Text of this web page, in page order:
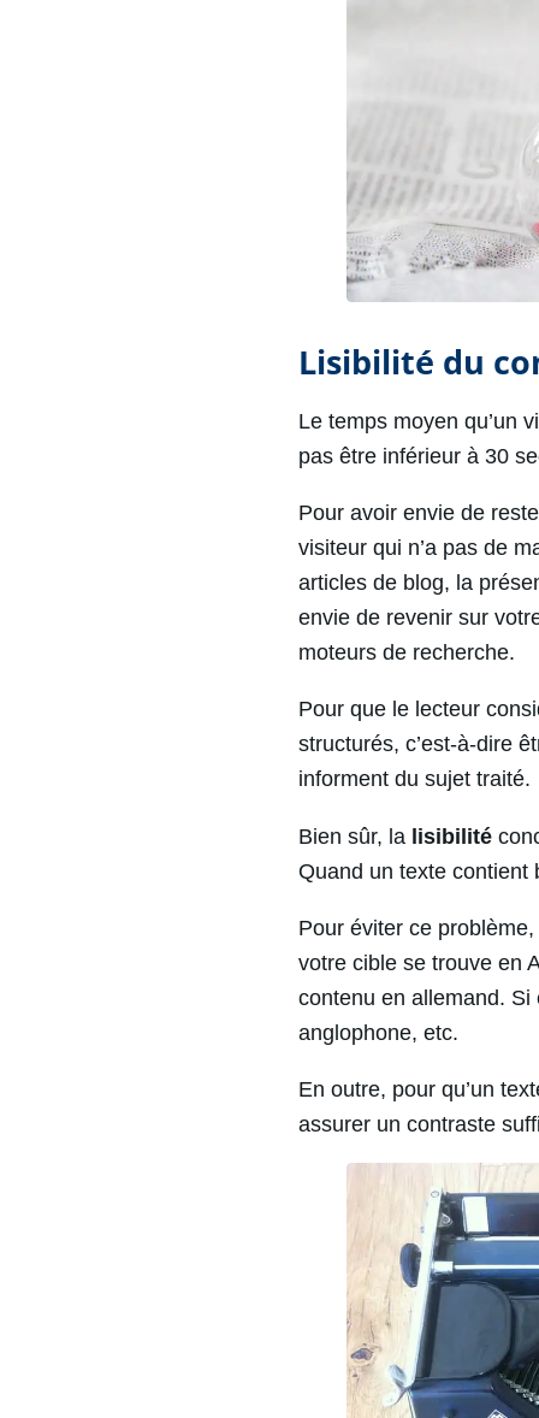
Lisibilité du
Le temps moyen qu’un
pas être inférieur à 30
Pour avoir envie de
visiteur qui n’a pas de
articles de blog, la
envie de revenir sur
moteurs de recherche.
Pour que le lecteur
structurés, c’est-à-dire
informent du sujet traité.
Bien sûr, la lisibilité
Quand un texte contient
Pour éviter ce
votre cible se trouve en
contenu en allemand.
anglophone, etc.
En outre, pour qu’un
assurer un contraste